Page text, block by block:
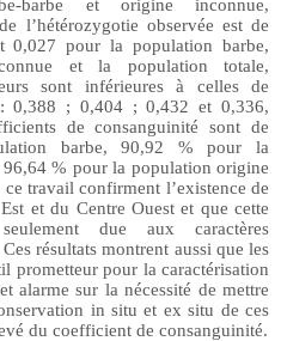
barbe et origine inconnue,
l’hétérozygotie observée est de
pour la population barbe,
et la population totale,
sont inférieures à celles de
: 0,388 ; 0,404 ; 0,432 et 0,336,
de consanguinité sont de
barbe, 90,92 % pour la
% pour la population origine
travail confirment l’existence de
et du Centre Ouest et que cette
due aux caractères
résultats montrent aussi que les
prometteur pour la caractérisation
alarme sur la nécessité de mettre
in situ et ex situ de ces
du coefficient de consanguinité.